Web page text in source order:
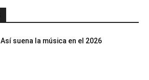
Así suena la música en el 2026